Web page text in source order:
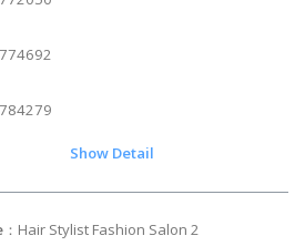
Show Detail
：Hair Stylist Fashion Salon 2